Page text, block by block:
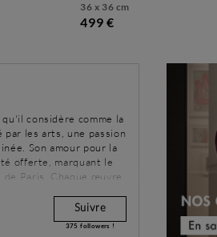
36 x 36 cm
499 €
considère comme la
les arts, une passion
Son amour pour la
offerte, marquant le
Paris. Chaque œuvre
Suivre
375 followers !